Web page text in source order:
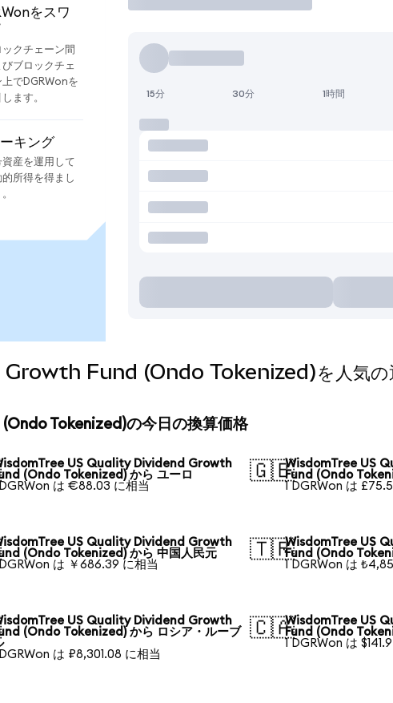
をスワ
ックチェーン間
びブロックチェ
上でDGRWonを
ます。
キング
資産を運用して
的所得を得まし
15分 30分 1時間
Fund (Ondo Tokenized)を人気の
Tokenized)の今日の換算価格
US Quality Dividend Growth
(Ondo Tokenized) から ユーロ
DGRWon は €88.03 に相当
🇬🇧WisdomTree US
Fund (Ondo
1 DGRWon は
US Quality Dividend Growth
(Ondo Tokenized) から 中国人民元
DGRWon は ￥686.39 に相当
🇹🇷WisdomTree US
Fund (Ondo
1 DGRWon は
US Quality Dividend Growth
(Ondo Tokenized) から ロシア・ルーブ
は ₽8,301.08 に相当
🇨🇦WisdomTree US
Fund (Ondo
1 DGRWon は